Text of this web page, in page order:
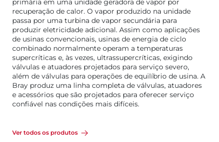
primária em uma unidade geradora de vapor por
recuperação de calor. O vapor produzido na unidade
passa por uma turbina de vapor secundária para
produzir eletricidade adicional. Assim como aplicações
de usinas convencionais, usinas de energia de ciclo
combinado normalmente operam a temperaturas
supercríticas e, às vezes, ultrassupercríticas, exigindo
válvulas e atuadores projetados para serviço severo,
além de válvulas para operações de equilíbrio de usina. A
Bray produz uma linha completa de válvulas, atuadores
e acessórios que são projetados para oferecer serviço
confiável nas condições mais difíceis.
Ver todos os produtos